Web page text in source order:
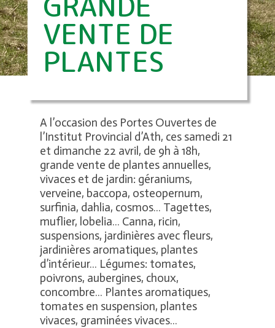
VENTE DE
PLANTES
A l’occasion des Portes Ouvertes de
l’Institut Provincial d’Ath, ces samedi 21
et dimanche 22 avril, de 9h à 18h,
grande vente de plantes annuelles,
vivaces et de jardin: géraniums,
verveine, baccopa, osteopernum,
surfinia, dahlia, cosmos… Tagettes,
muflier, lobelia… Canna, ricin,
suspensions, jardinières avec fleurs,
jardinières aromatiques, plantes
d’intérieur… Légumes: tomates,
poivrons, aubergines, choux,
concombre… Plantes aromatiques,
tomates en suspension, plantes
vivaces, graminées vivaces…